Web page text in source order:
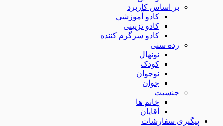
بر اساس کاربرد
کادو آموزشی
کادو تزیینی
کادو سرگرم کننده
رده سنی
نونهال
کودک
نوجوان
جوان
جنسیت
خانم ها
آقایان
پیگیری سفارشات